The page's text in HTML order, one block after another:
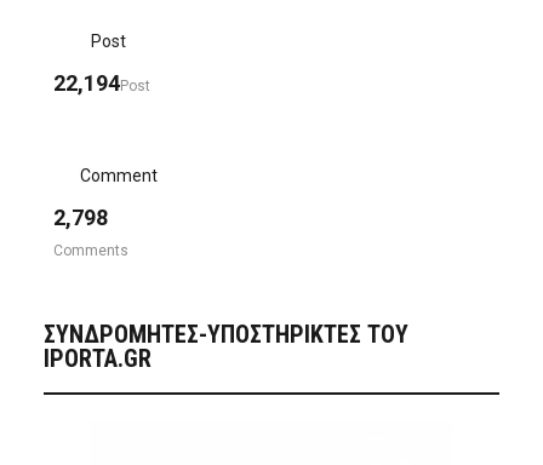
Post
22,194Post
Comment
2,798
Comments
ΣΥΝΔΡΟΜΗΤΈΣ-ΥΠΟΣΤΗΡΙΚΤΈΣ ΤΟΥ
IPORTA.GR